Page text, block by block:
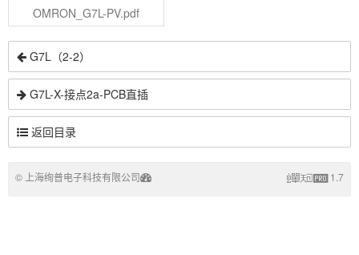
OMRON_G7L-PV.pdf
G7L（2-2）
G7L-X-接点2a-PCB直插
返回目录
© 上海绚普电子科技有限公司 1.7